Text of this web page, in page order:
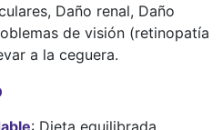
Daño renal, Daño
de visión (retinopatía
a la ceguera.
: Dieta equilibrada,